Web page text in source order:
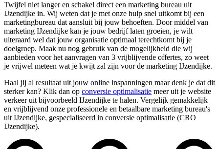
Twijfel niet langer en schakel direct een marketing bureau uit
IJzendijke in. Wij weten dat je met onze hulp snel uitkomt bij een
marketingbureau dat aansluit bij jouw behoeften. Door middel van
marketing IJzendijke kan je jouw bedrijf laten groeien, je wilt
uiteraard wel dat jouw organisatie optimaal terechtkomt bij je
doelgroep. Maak nu nog gebruik van de mogelijkheid die wij
aanbieden voor het aanvragen van 3 vrijblijvende offertes, zo weet
je vrijwel meteen wat je kwijt zal zijn voor de marketing IJzendijke.
Haal jij al resultaat uit jouw online inspanningen maar denk je dat dit
sterker kan? Klik dan op conversie optimalisatie meer uit je website
verkeer uit bijvoorbeeld IJzendijke te halen. Vergelijk gemakkelijk
en vrijblijvend onze professionele en betaalbare marketing bureau's
uit IJzendijke, gespecialiseerd in conversie optimalisatie (CRO
IJzendijke).